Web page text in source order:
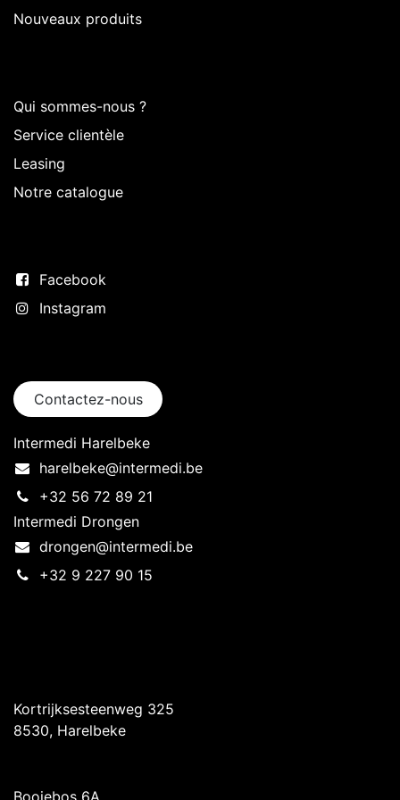
Nouveaux produits
Qui sommes-nous ?
Service clientèle
Leasing
Notre catalogue
Facebook
Instagram
Contactez-nous
Intermedi Harelbeke
harelbeke@intermedi.be
+32 56 72 89 21
Intermedi Drongen
drongen@intermedi.be
+32 9 227 90 15
Kortrijksesteenweg 325
8530, Harelbeke